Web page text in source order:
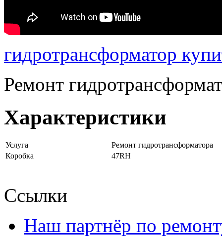
гидротрансформатор
Ремонт
Характеристики
Услуга
Ремонт гидротрансформатора
Коробка
47RH
Ссылки
Наш партнёр по